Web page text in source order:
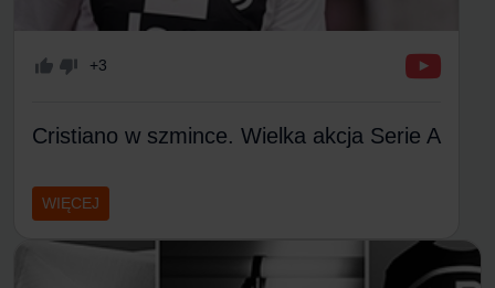
+3
Cristiano w szmince. Wielka akcja Serie A
WIĘCEJ